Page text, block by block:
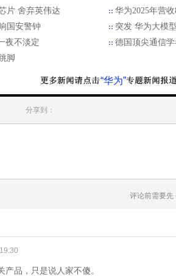
片 舍弃英伟达
华为2025年营
国安警钟
突发 华为大模
夜不淡定
德国顶尖通信
脚
“华为”
分享到：
评论前需要先
品，只是说人家不傻。